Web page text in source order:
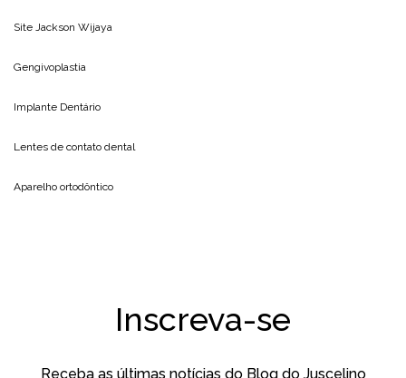
Site Jackson Wijaya
Gengivoplastia
Implante Dentário
Lentes de contato dental
Aparelho ortodôntico
Inscreva-se
Receba as últimas notícias do Blog do Juscelino